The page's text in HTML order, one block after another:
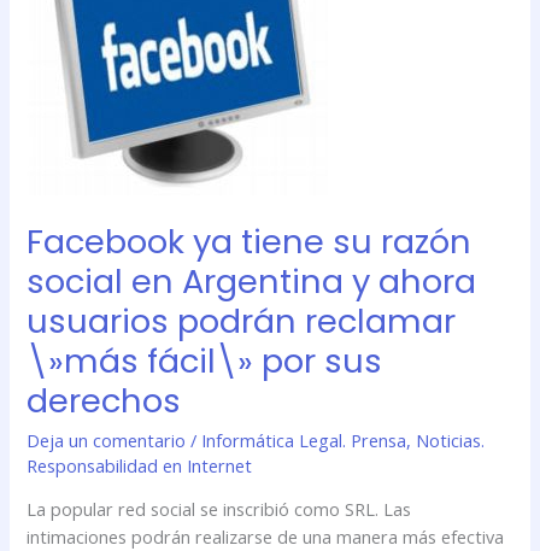
Facebook ya tiene su razón
social en Argentina y ahora
usuarios podrán reclamar
\»más fácil\» por sus
derechos
Deja un comentario / Informática Legal. Prensa, Noticias.
Responsabilidad en Internet
La popular red social se inscribió como SRL. Las
intimaciones podrán realizarse de una manera más efectiva
razón
social
Argentina
ahora
reclamar
\»más
fácil\»
por
sus
derechos